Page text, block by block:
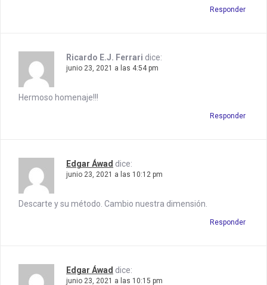
Responder
Ricardo E.J. Ferrari dice:
junio 23, 2021 a las 4:54 pm
Hermoso homenaje!!!
Responder
Edgar Áwad dice:
junio 23, 2021 a las 10:12 pm
Descarte y su método. Cambio nuestra dimensión.
Responder
Edgar Áwad dice:
junio 23, 2021 a las 10:15 pm